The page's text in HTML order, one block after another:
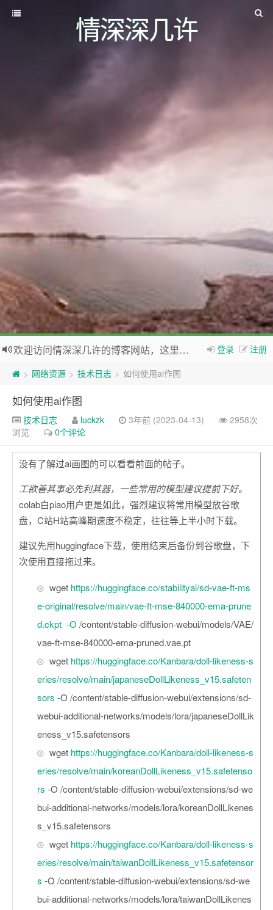
情深深几许
登录 注册
欢迎访问情深深几许的博客网站，这里有免费网络资源信息，WordPress教程，Python、MySQL教程
如果您觉得本站非常有看点，那么赶紧使用Ctrl+D 收藏本网站吧
> 网络资源 > 技术日志 > 如何使用ai作图
如何使用ai作图
技术日志 luckzk 3年前 (2023-04-13)
2958次
浏览
0个评论
没有了解过ai画图的可以看看前面的帖子。
工欲善其事必先利其器，一些常用的模型建议提前下好。
colab白piao用户更是如此，强烈建议将常用模型放谷歌
盘，C站H站高峰期速度不稳定，往往等上半小时下载。
建议先用huggingface下载，使用结束后备份到谷歌盘，下
次使用直接拖过来。
wget https://huggingface.co/stabilityai/sd-vae-ft-ms
e-original/resolve/main/vae-ft-mse-840000-ema-prune
d.ckpt -O /content/stable-diffusion-webui/models/VAE/
vae-ft-mse-840000-ema-pruned.vae.pt
wget https://huggingface.co/Kanbara/doll-likeness-s
eries/resolve/main/japaneseDollLikeness_v15.safeten
sors -O /content/stable-diffusion-webui/extensions/sd-
webui-additional-networks/models/lora/japaneseDollLik
eness_v15.safetensors
wget https://huggingface.co/Kanbara/doll-likeness-s
eries/resolve/main/koreanDollLikeness_v15.safetenso
rs -O /content/stable-diffusion-webui/extensions/sd-we
bui-additional-networks/models/lora/koreanDollLikenes
s_v15.safetensors
wget https://huggingface.co/Kanbara/doll-likeness-s
eries/resolve/main/taiwanDollLikeness_v15.safetensor
s -O /content/stable-diffusion-webui/extensions/sd-we
bui-additional-networks/models/lora/taiwanDollLikenes